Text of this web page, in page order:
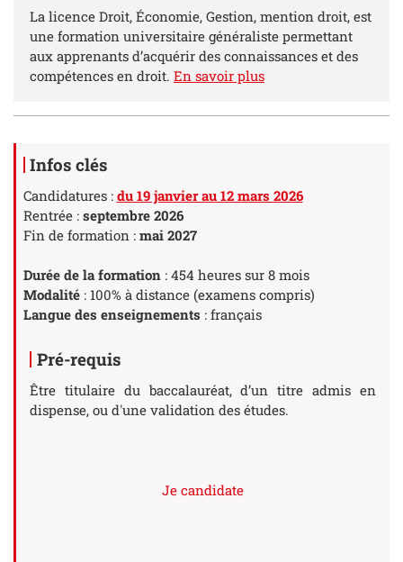
Résumé
La licence Droit, Économie, Gestion, mention droit, est
une formation universitaire généraliste permettant
aux apprenants d’acquérir des connaissances et des
compétences en droit. En savoir plus
Infos clés
Candidatures : du 19 janvier au 12 mars 2026
Rentrée : septembre 2026
Fin de formation : mai 2027
Durée de la formation : 454 heures sur 8 mois
Modalité : 100% à distance (examens compris)
Langue des enseignements : français
Pré-requis
Être titulaire du baccalauréat, d’un titre admis en
dispense, ou d'une validation des études.
Je candidate